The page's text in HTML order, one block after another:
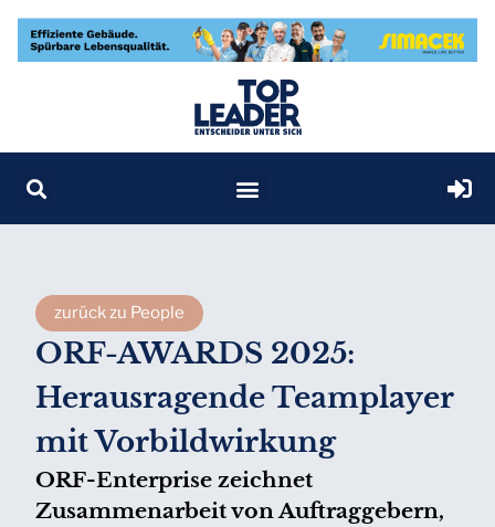
zurück zu People
ORF-AWARDS 2025:
Herausragende Teamplayer
mit Vorbildwirkung
ORF-Enterprise zeichnet
Zusammenarbeit von Auftraggebern,